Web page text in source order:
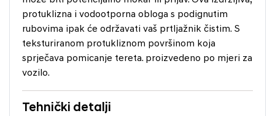
protuklizna i vodootporna obloga s podignutim
rubovima ipak će održavati vaš prtljažnik čistim. S
teksturiranom protukliznom površinom koja
sprječava pomicanje tereta. proizvedeno po mjeri za
vozilo.
Tehnički detalji